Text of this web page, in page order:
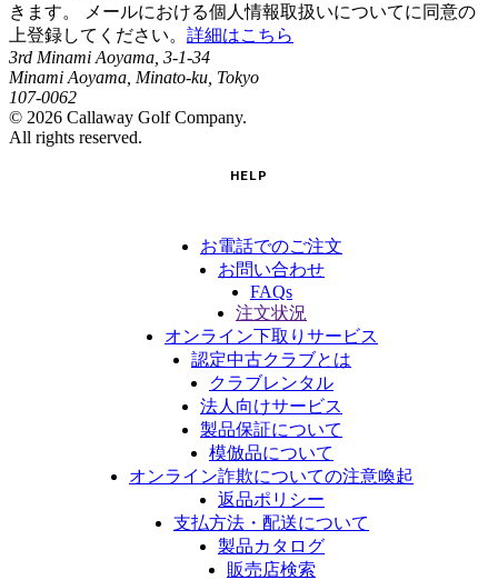
きます。 メールにおける個人情報取扱いについてに同意の
上登録してください。 詳細はこちら
3rd Minami Aoyama, 3-1-34
Minami Aoyama, Minato-ku, Tokyo
107-0062
© 2026 Callaway Golf Company.
All rights reserved.
HELP
お電話でのご注文
お問い合わせ
FAQs
注文状況
オンライン下取りサービス
認定中古クラブとは
クラブレンタル
法人向けサービス
製品保証について
模倣品について
オンライン詐欺についての注意喚起
返品ポリシー
支払方法・配送について
製品カタログ
販売店検索